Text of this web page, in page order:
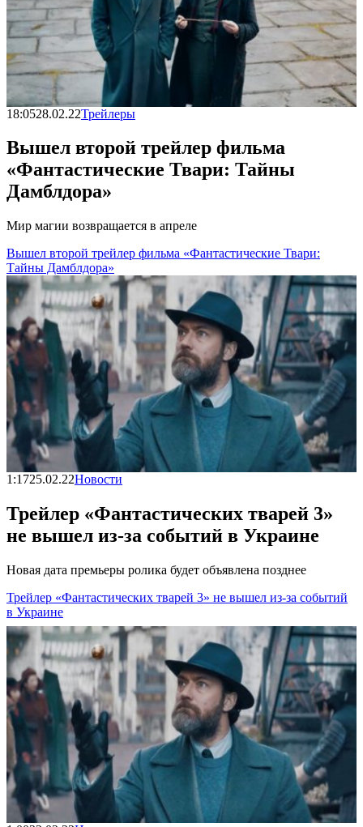
18:0528.02.22Трейлеры
Вышел второй трейлер фильма
«Фантастические Твари: Тайны
Дамблдора»
Мир магии возвращается в апреле
Вышел второй трейлер фильма «Фантастические Твари:
Тайны Дамблдора»
1:1725.02.22Новости
Трейлер «Фантастических тварей 3»
не вышел из-за событий в Украине
Новая дата премьеры ролика будет объявлена позднее
Трейлер «Фантастических тварей 3» не вышел из-за событий
в Украине